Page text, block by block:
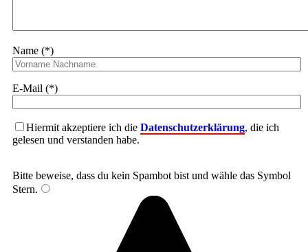
Name (*)
E-Mail (*)
Hiermit akzeptiere ich die Datenschutzerklärung, die ich
gelesen und verstanden habe.
Bitte beweise, dass du kein Spambot bist und wähle das Symbol
Stern.